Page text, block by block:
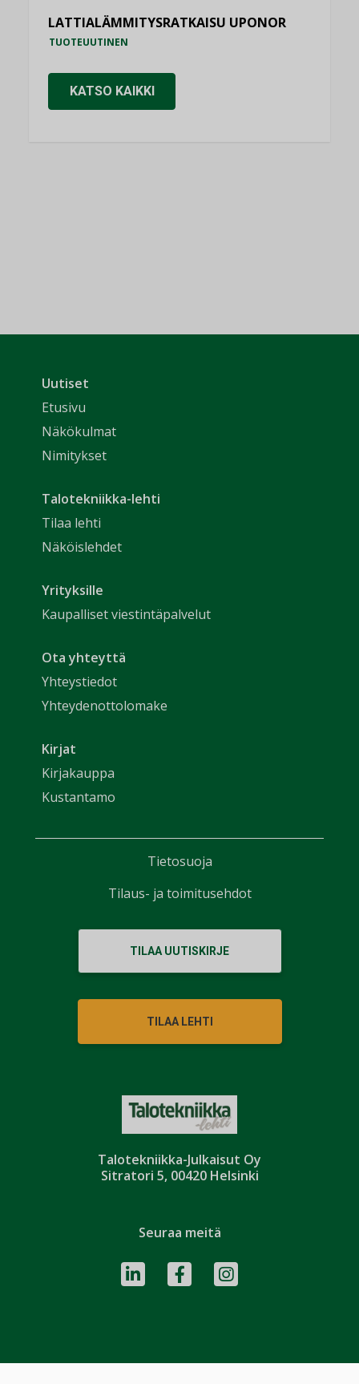
LATTIALÄMMITYSRATKAISU UPONOR
TUOTEUUTINEN
KATSO KAIKKI
Talotekniikka-Julkaisut Oy
Sitratori 5, 00420 Helsinki
Uutiset
Etusivu
Näkökulmat
Nimitykset
Talotekniikka-lehti
Tilaa lehti
Näköislehdet
Yrityksille
Kaupalliset viestintäpalvelut
Ota yhteyttä
Yhteystiedot
Yhteydenottolomake
Kirjat
Kirjakauppa
Kustantamo
TILAA UUTISKIRJE
TILAA LEHTI
Seuraa meitä
Tietosuoja
Tilaus- ja toimitusehdot